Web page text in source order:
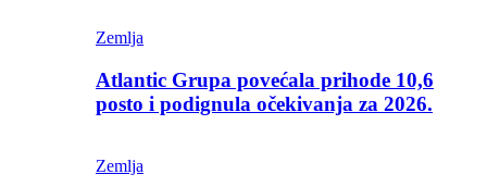
Zemlja
Atlantic Grupa povećala prihode 10,6
posto i podignula očekivanja za 2026.
Zemlja